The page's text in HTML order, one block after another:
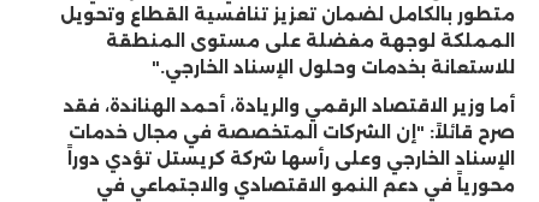
متطور بالكامل لضمان تعزيز تنافسية القطاع وتحويل
المملكة لوجهة مفضلة على مستوى المنطقة
للاستعانة بخدمات وحلول الإسناد الخارجي."
أما وزير الاقتصاد الرقمي والريادة، أحمد الهناندة، فقد
صرح قائلاً: "إن الشركات المتخصصة في مجال خدمات
الإسناد الخارجي وعلى رأسها شركة كريستل تؤدي دوراً
محورياً في دعم النمو الاقتصادي والاجتماعي في